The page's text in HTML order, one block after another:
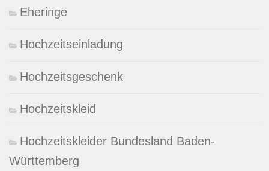
Eheringe
Hochzeitseinladung
Hochzeitsgeschenk
Hochzeitskleid
Hochzeitskleider Bundesland Baden-
Württemberg